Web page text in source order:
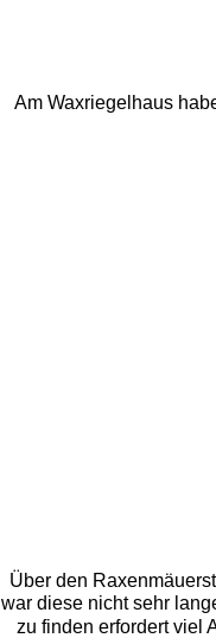
Am Waxriegelhaus
Über den
war diese nicht sehr
zu finden erfordert viel